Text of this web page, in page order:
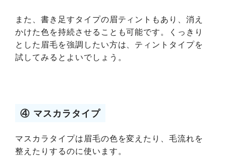
また、書き足すタイプの眉ティントもあり、消え
かけた色を持続させることも可能です。くっきり
とした眉毛を強調したい方は、ティントタイプを
試してみるとよいでしょう。
④ マスカラタイプ
マスカラタイプは眉毛の色を変えたり、毛流れを
整えたりするのに使います。